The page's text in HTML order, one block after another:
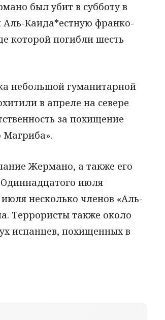
был убит в субботу в
Аль-Каида*естную франко-
которой погибли шесть
небольшой гуманитарной
в апреле на севере
за похищение
Магриба».
Жермано, а также его
июля
несколько членов «Аль-
Террористы также около
испанцев, похищенных в